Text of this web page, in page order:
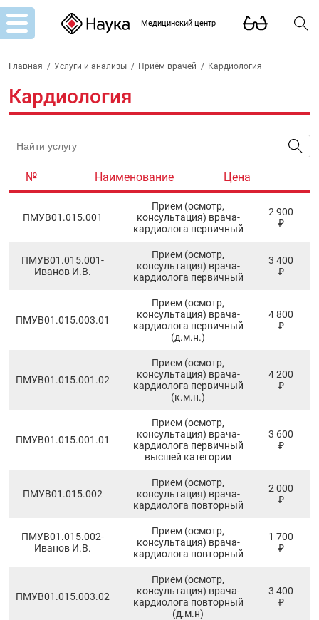
Медицинский центр
Главная / Услуги и анализы / Приём врачей / Кардиология
Кардиология
№ Наименование Цена
ПМУB01.015.001
Прием (осмотр,
консультация) врача-
кардиолога первичный
2 900
₽
ПМУB01.015.001-
Иванов И.В.
Прием (осмотр,
консультация) врача-
кардиолога первичный
3 400
₽
ПМУB01.015.003.01
Прием (осмотр,
консультация) врача-
кардиолога первичный
(д.м.н.)
4 800
₽
ПМУB01.015.001.02
Прием (осмотр,
консультация) врача-
кардиолога первичный
(к.м.н.)
4 200
₽
ПМУB01.015.001.01
Прием (осмотр,
консультация) врача-
кардиолога первичный
высшей категории
3 600
₽
ПМУB01.015.002
Прием (осмотр,
консультация) врача-
кардиолога повторный
2 000
₽
ПМУB01.015.002-
Иванов И.В.
Прием (осмотр,
консультация) врача-
кардиолога повторный
1 700
₽
ПМУB01.015.003.02
Прием (осмотр,
консультация) врача-
кардиолога повторный
(д.м.н)
3 400
₽